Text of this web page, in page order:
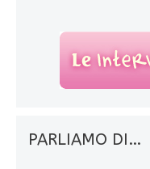
PARLIAMO DI…